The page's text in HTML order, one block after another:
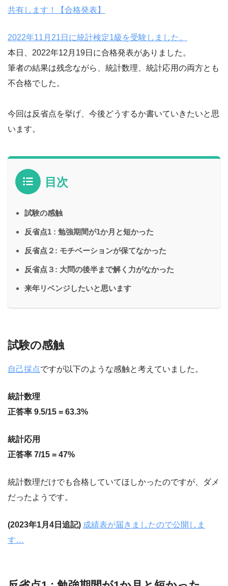
共有します！【合格発表】
2022年11月21日に統計検定1級を受験しました。
本日、2022年12月19日に合格発表がありました。
筆者の結果は残念ながら、統計数理、統計応用の両方とも
不合格でした。
今回は反省点を挙げ、今後どうするか書いていきたいと思
います。
目次
試験の感触
反省点1 : 勉強期間が1か月と短かった
反省点２: モチベーションが保てなかった
反省点３: 大問の後半まで解く力がなかった
来年リベンジしたいと思います
試験の感触
自己採点ですが以下のような感触と考えていました。
統計数理
正答率 9.5/15 = 63.3%
統計応用
正答率 7/15 = 47%
統計数理だけでも合格していてほしかったのですが、ダメ
だったようです。
(2023年1月4日追記) 成績表が届きましたので公開しま
す…